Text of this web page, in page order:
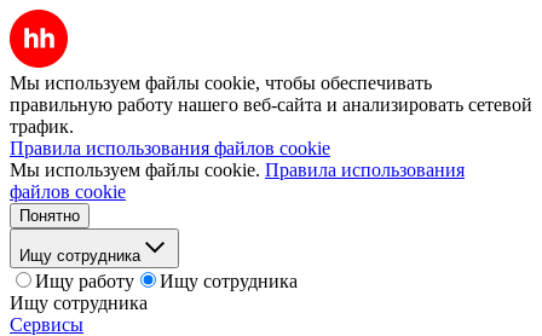
Мы используем файлы cookie, чтобы обеспечивать
правильную работу нашего веб-сайта и анализировать сетевой
трафик.
Правила использования файлов cookie
Мы используем файлы cookie. Правила использования
файлов cookie
Понятно
Ищу сотрудника
Ищу работу
Ищу сотрудника
Ищу сотрудника
Сервисы